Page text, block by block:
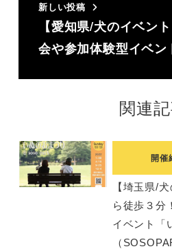
新しい投稿
【愛知県/犬のイベン
会や参加体験型イベ
関連
開催
【埼玉県/
ら徒歩３分
イベント「
（